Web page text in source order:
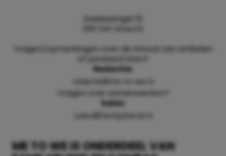
ME TO WE IS ONDERDEEL VAN
Daalsesingel 51
3511 SW Utrecht
Vragen/opmerkingen over de inhoud van artikelen
of persberichten?
Redactie:
redactie@me-to-we.nl
Vragen over samenwerken?
Sales:
sales@familyblend.nl